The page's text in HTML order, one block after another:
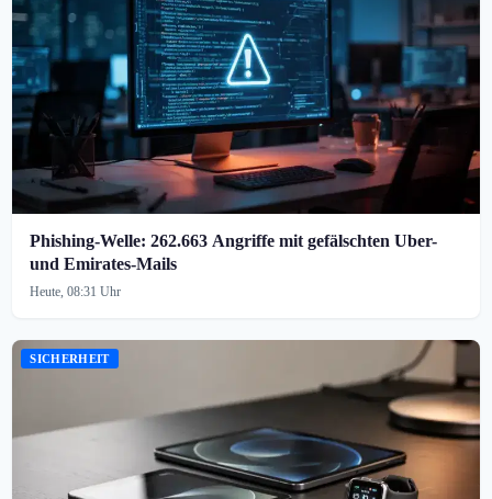
Phishing-Welle: 262.663 Angriffe mit gefälschten Uber-
und Emirates-Mails
Heute, 08:31 Uhr
SICHERHEIT